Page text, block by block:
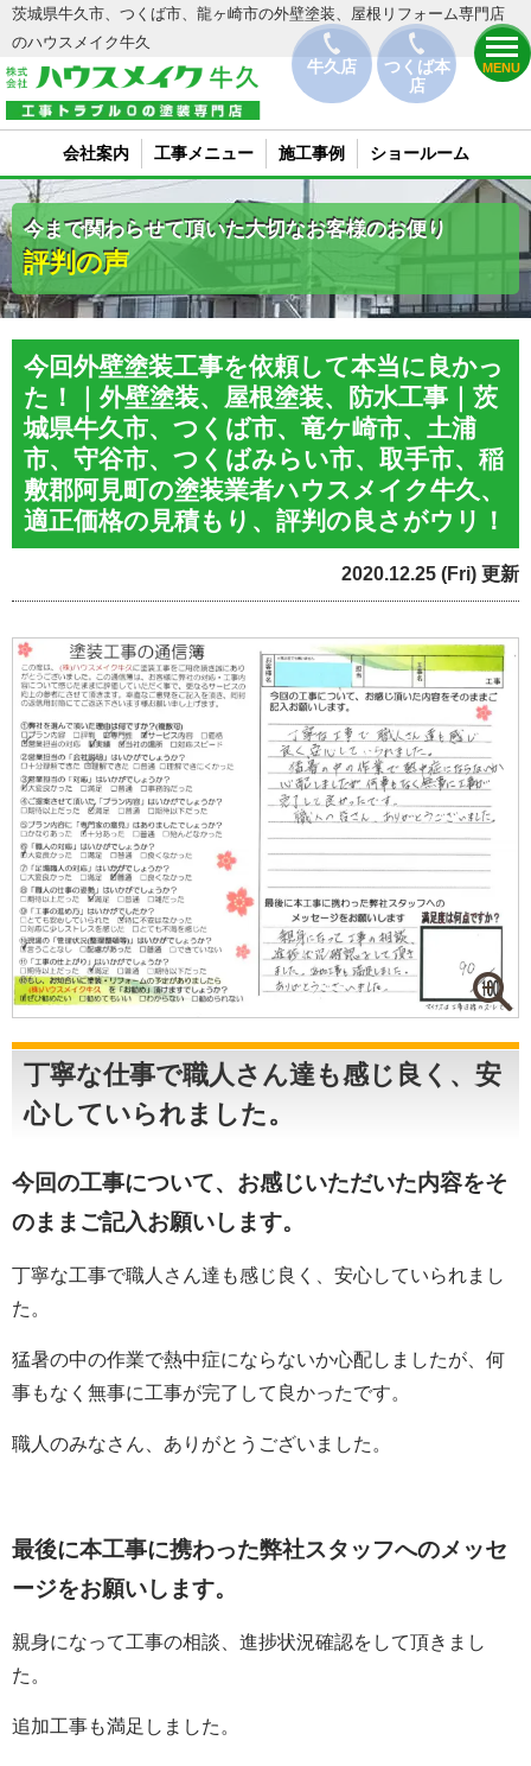
牛久店
つくば本
店
MENU
茨城県牛久市、つくば市、龍ヶ崎市の外壁塗装、屋根リフォーム専門店
のハウスメイク牛久
会社案内 工事メニュー 施工事例 ショールーム
今まで関わらせて頂いた大切なお客様のお便り
評判の声
今回外壁塗装工事を依頼して本当に良かっ
た！｜外壁塗装、屋根塗装、防水工事｜茨
城県牛久市、つくば市、竜ケ崎市、土浦
市、守谷市、つくばみらい市、取手市、稲
敷郡阿見町の塗装業者ハウスメイク牛久、
適正価格の見積もり、評判の良さがウリ！
2020.12.25 (Fri) 更新
丁寧な仕事で職人さん達も感じ良く、安
心していられました。
今回の工事について、お感じいただいた内容をそ
のままご記入お願いします。
丁寧な工事で職人さん達も感じ良く、安心していられまし
た。
猛暑の中の作業で熱中症にならないか心配しましたが、何
事もなく無事に工事が完了して良かったです。
職人のみなさん、ありがとうございました。
最後に本工事に携わった弊社スタッフへのメッセ
ージをお願いします。
親身になって工事の相談、進捗状況確認をして頂きまし
た。
追加工事も満足しました。